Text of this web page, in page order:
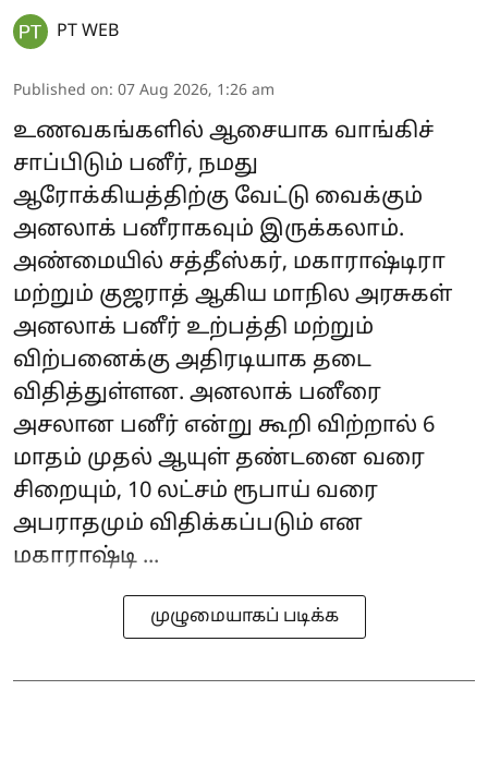
PT WEB
Published on: 07 Aug 2026, 1:26 am
உணவகங்களில் ஆசையாக வாங்கிச்
சாப்பிடும் பனீர், நமது
ஆரோக்கியத்திற்கு வேட்டு வைக்கும்
அனலாக் பனீராகவும் இருக்கலாம்.
அண்மையில் சத்தீஸ்கர், மகாராஷ்டிரா
மற்றும் குஜராத் ஆகிய மாநில அரசுகள்
அனலாக் பனீர் உற்பத்தி மற்றும்
விற்பனைக்கு அதிரடியாக தடை
விதித்துள்ளன. அனலாக் பனீரை
அசலான பனீர் என்று கூறி விற்றால் 6
மாதம் முதல் ஆயுள் தண்டனை வரை
சிறையும், 10 லட்சம் ரூபாய் வரை
அபராதமும் விதிக்கப்படும் என
மகாராஷ்டி ...
முழுமையாகப் படிக்க